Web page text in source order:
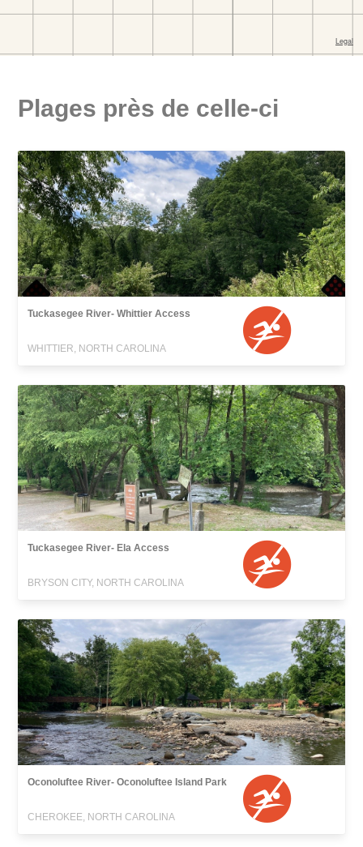
Plages près de celle-ci
Tuckasegee River- Whittier Access
WHITTIER, NORTH CAROLINA
Tuckasegee River- Ela Access
BRYSON CITY, NORTH CAROLINA
Oconoluftee River- Oconoluftee Island Park
CHEROKEE, NORTH CAROLINA